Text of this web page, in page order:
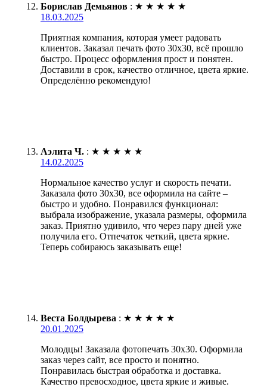
Борислав Демьянов : ★ ★ ★ ★ ★
18.03.2025
Приятная компания, которая умеет радовать
клиентов. Заказал печать фото 30х30, всё прошло
быстро. Процесс оформления прост и понятен.
Доставили в срок, качество отличное, цвета яркие.
Определённо рекомендую!
Аэлита Ч. : ★ ★ ★ ★ ★
14.02.2025
Нормальное качество услуг и скорость печати.
Заказала фото 30х30, все оформила на сайте –
быстро и удобно. Понравился функционал:
выбрала изображение, указала размеры, оформила
заказ. Приятно удивило, что через пару дней уже
получила его. Отпечаток четкий, цвета яркие.
Теперь собираюсь заказывать еще!
Веста Болдырева : ★ ★ ★ ★ ★
20.01.2025
Молодцы! Заказала фотопечать 30х30. Оформила
заказ через сайт, все просто и понятно.
Понравилась быстрая обработка и доставка.
Качество превосходное, цвета яркие и живые.